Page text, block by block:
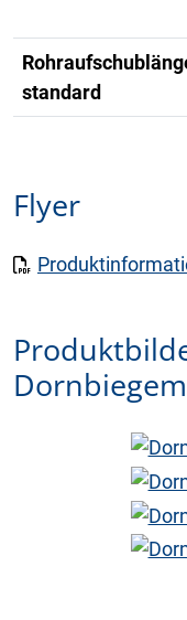
standard
Flyer